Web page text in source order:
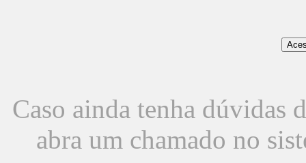
Caso ainda tenha dúvidas
abra um chamado no